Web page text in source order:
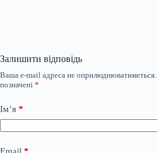
Залишити відповідь
Ваша e-mail адреса не оприлюднюватиметься.
позначені *
Ім’я *
Email *